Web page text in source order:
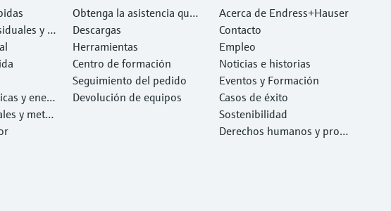
y r
y ener
y metal
Obtenga la asistencia que
necesita con rapidez
Descargas
Herramientas
Centro de formación
Seguimiento del pedido
Devolución de equipos
Acerca de Endress+Hauser
Contacto
Empleo
Noticias e historias
Eventos y Formación
Casos de éxito
Sostenibilidad
Derechos humanos y prote